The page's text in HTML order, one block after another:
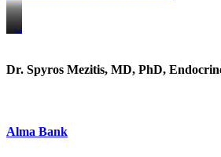
https://www.unitedbrothersfruitmarkets.com/
https://www.unitedbrothersfruitmarkets.com/
Dr. Spyros Mezitis, MD, PhD,
Alma Bank